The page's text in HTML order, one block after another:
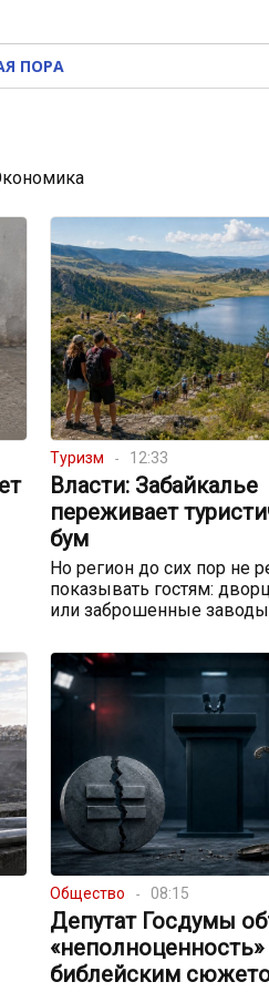
ПОРА
Туризм 12:33
Власти: Забайкалье
переживает
бум
Но регион до сих пор не
показывать гостям:
или заброшенные заводы
Общество 08:15
Депутат Госдумы
библейским